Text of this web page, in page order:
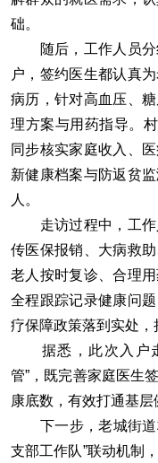
础。
随后，工作人员分
户，签约医生都认真
病历，针对高血压、
理方案与用药指导。
同步核实家庭收入、
新健康档案与防返贫
人。
走访过程中，工作
传医保报销、大病救
老人按时复诊、合理
全程跟踪记录健康问
疗保障政策落到实处，
据悉，此次入户走
管”，既完善家庭医生
康底数，有效打通基层
下一步，老城街道
支部工作队”联动机制